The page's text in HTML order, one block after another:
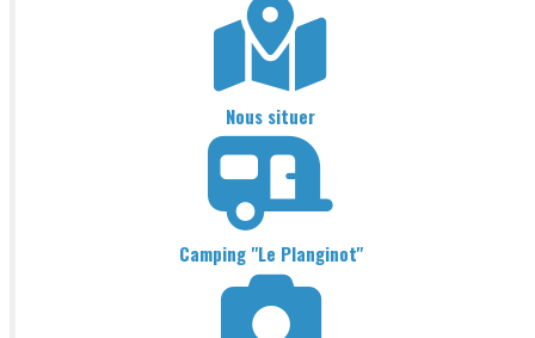
Nous situer
Camping "Le Planginot"